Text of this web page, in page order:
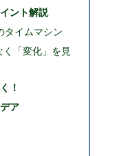
ント解説
イムマシン
「変化」を見
！
ア